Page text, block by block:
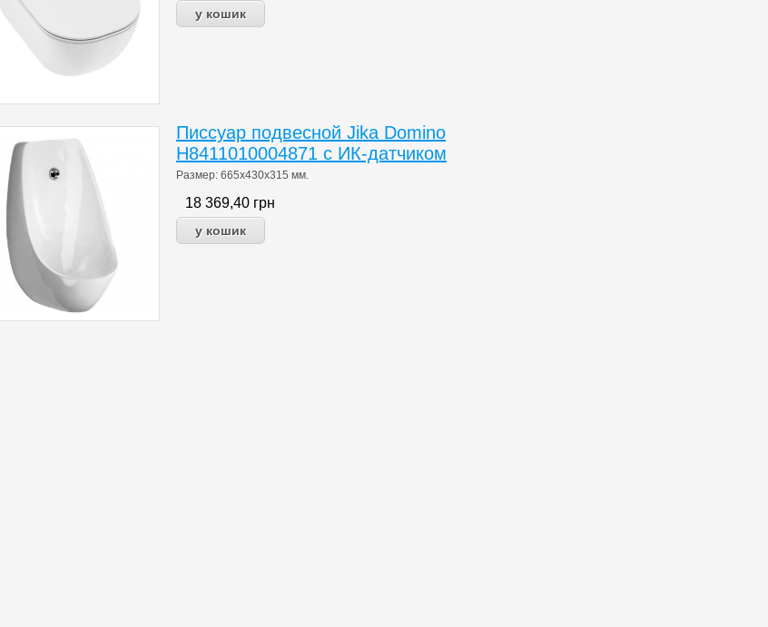
Писсуар подвесной Jika Domino
H8411010004871 с ИК-датчиком
Размер: 665x430x315 мм.
18 369,40 грн